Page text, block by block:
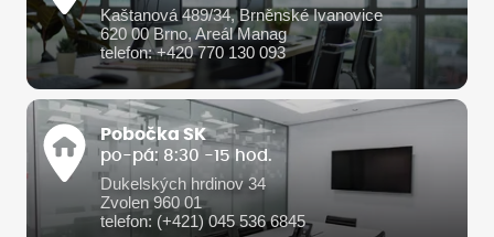
Kaštanová 489/34, Brněnské Ivanovice
620 00 Brno, Areál Manag
telefon: +420 770 130 093
Pobočka SK
po-pá: 8:30 -15 hod.
Dukelských hrdinov 34
Zvolen 960 01
telefon: (+421) 045 536 6845